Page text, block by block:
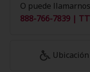
O puede
888-766-7839 |